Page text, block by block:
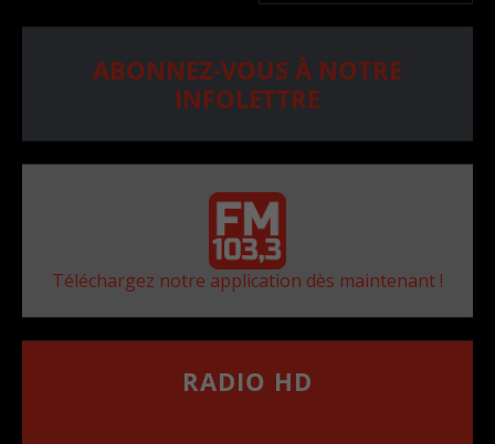
ABONNEZ-VOUS À NOTRE
INFOLETTRE
Téléchargez notre application dès maintenant !
RADIO HD